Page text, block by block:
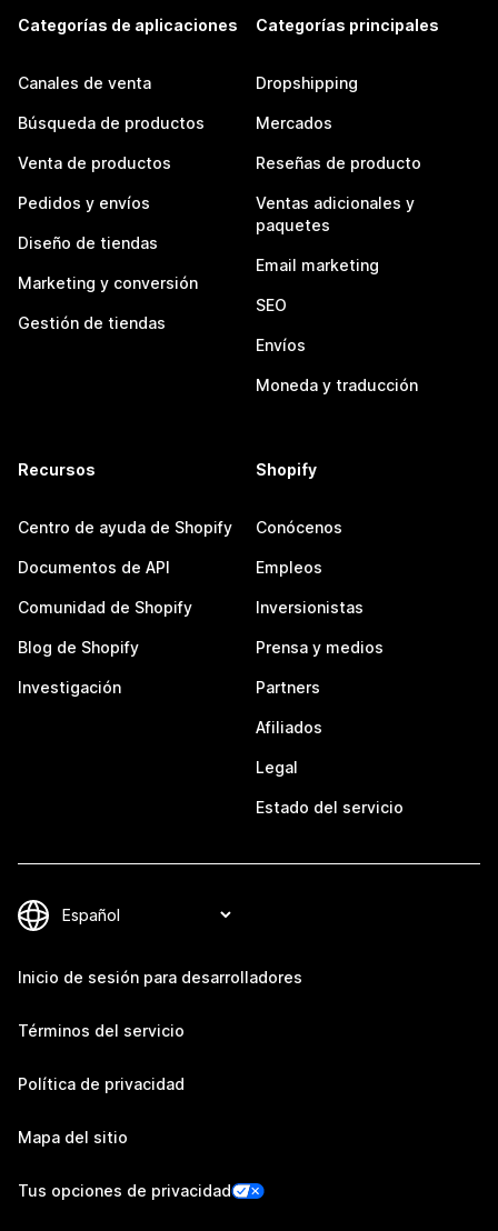
Categorías de aplicaciones
Canales de venta
Búsqueda de productos
Venta de productos
Pedidos y envíos
Diseño de tiendas
Marketing y conversión
Gestión de tiendas
Categorías principales
Dropshipping
Mercados
Reseñas de producto
Ventas adicionales y
paquetes
Email marketing
SEO
Envíos
Moneda y traducción
Recursos
Centro de ayuda de Shopify
Documentos de API
Comunidad de Shopify
Blog de Shopify
Investigación
Shopify
Conócenos
Empleos
Inversionistas
Prensa y medios
Partners
Afiliados
Legal
Estado del servicio
Inicio de sesión para desarrolladores
Términos del servicio
Política de privacidad
Mapa del sitio
Tus opciones de privacidad